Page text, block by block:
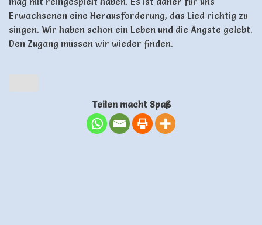
Erwachsenen eine Herausforderung, das Lied richtig zu
singen. Wir haben schon ein Leben und die Ängste gelebt.
Den Zugang müssen wir wieder finden.
Teilen macht Spaß